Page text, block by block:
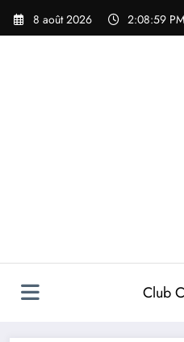
Aller
8 août 2026 2:09:00 PM
Club